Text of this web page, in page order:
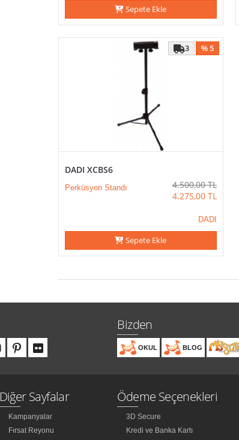
Sepete Ekle
% 5
3
DADI XCBS6
Perküsyon Standı 4.500,00 TL
4.275,00 TL
DADI
Sepete Ekle
Bizden
OKUL BLOG
Diğer Sayfalar
Kampanyalar
Fırsat Reyonu
Ödeme Seçenekleri
3D Secure
Kredi ve Banka Kartı